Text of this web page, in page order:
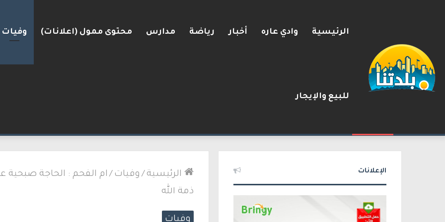
الرئيسية وادي عاره أخبار رياضة مدارس محتوى ممول (اعلانات) وفيات
للبيع والإيجار
الرئيسية / وفيات / ام الفحم : الحاجة صبحية
ذمة الله
وفيات
الإعلانات